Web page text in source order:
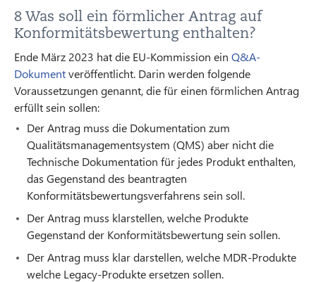
8 Was soll ein förmlicher Antrag auf
Konformitätsbewertung enthalten?
Ende März 2023 hat die EU-Kommission ein Q&A-
Dokumentveröffentlicht. Darin werden folgende
Voraussetzungen genannt, die für einen förmlichen Antrag
erfüllt sein sollen:
Der Antrag muss die Dokumentation zum
Qualitätsmanagementsystem (QMS) aber nicht die
Technische Dokumentation für jedes Produkt enthalten,
das Gegenstand des beantragten
Konformitätsbewertungsverfahrens sein soll.
Der Antrag muss klarstellen, welche Produkte
Gegenstand der Konformitätsbewertung sein sollen.
Der Antrag muss klar darstellen, welche MDR-Produkte
welche Legacy-Produkte ersetzen sollen.